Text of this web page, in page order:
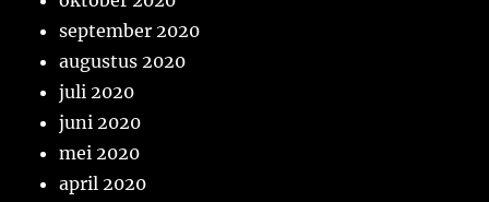
september 2020
augustus 2020
juli 2020
juni 2020
mei 2020
april 2020